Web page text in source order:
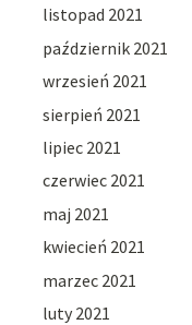
listopad 2021
październik 2021
wrzesień 2021
sierpień 2021
lipiec 2021
czerwiec 2021
maj 2021
kwiecień 2021
marzec 2021
luty 2021